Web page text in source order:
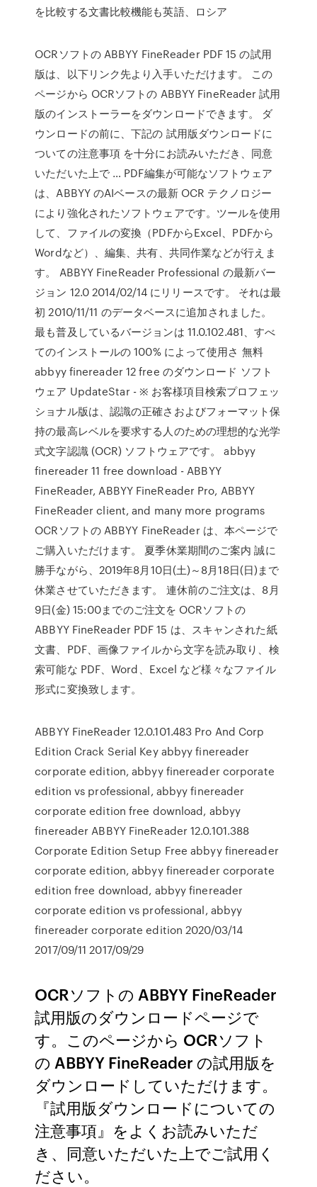
を比較する文書比較機能も英語、ロシア
OCRソフトの ABBYY FineReader PDF 15 の試用
版は、以下リンク先より入手いただけます。 この
ページから OCRソフトの ABBYY FineReader 試用
版のインストーラーをダウンロードできます。 ダ
ウンロードの前に、下記の 試用版ダウンロードに
ついての注意事項 を十分にお読みいただき、同意
いただいた上で … PDF編集が可能なソフトウェア
は、ABBYY のAIベースの最新 OCR テクノロジー
により強化されたソフトウェアです。ツールを使用
して、ファイルの変換（PDFからExcel、PDFから
Wordなど）、編集、共有、共同作業などが行えま
す。 ABBYY FineReader Professional の最新バー
ジョン 12.0 2014/02/14 にリリースです。 それは最
初 2010/11/11 のデータベースに追加されました。
最も普及しているバージョンは 11.0.102.481、すべ
てのインストールの 100% によって使用さ 無料
abbyy finereader 12 free のダウンロード ソフト
ウェア UpdateStar - ※ お客様項目検索プロフェッ
ショナル版は、認識の正確さおよびフォーマット保
持の最高レベルを要求する人のための理想的な光学
式文字認識 (OCR) ソフトウェアです。 abbyy
finereader 11 free download - ABBYY
FineReader, ABBYY FineReader Pro, ABBYY
FineReader client, and many more programs
OCRソフトの ABBYY FineReader は、本ページで
ご購入いただけます。 夏季休業期間のご案内 誠に
勝手ながら、2019年8月10日(土)～8月18日(日)まで
休業させていただきます。 連休前のご注文は、8月
9日(金) 15:00までのご注文を OCRソフトの
ABBYY FineReader PDF 15 は、スキャンされた紙
文書、PDF、画像ファイルから文字を読み取り、検
索可能な PDF、Word、Excel など様々なファイル
形式に変換致します。
ABBYY FineReader 12.0.101.483 Pro And Corp
Edition Crack Serial Key abbyy finereader
corporate edition, abbyy finereader corporate
edition vs professional, abbyy finereader
corporate edition free download, abbyy
finereader ABBYY FineReader 12.0.101.388
Corporate Edition Setup Free abbyy finereader
corporate edition, abbyy finereader corporate
edition free download, abbyy finereader
corporate edition vs professional, abbyy
finereader corporate edition 2020/03/14
2017/09/11 2017/09/29
OCRソフトの ABBYY FineReader
試用版のダウンロードページで
す。このページから OCRソフト
の ABBYY FineReader の試用版を
ダウンロードしていただけます。
『試用版ダウンロードについての
注意事項』をよくお読みいただ
き、同意いただいた上でご試用く
ださい。